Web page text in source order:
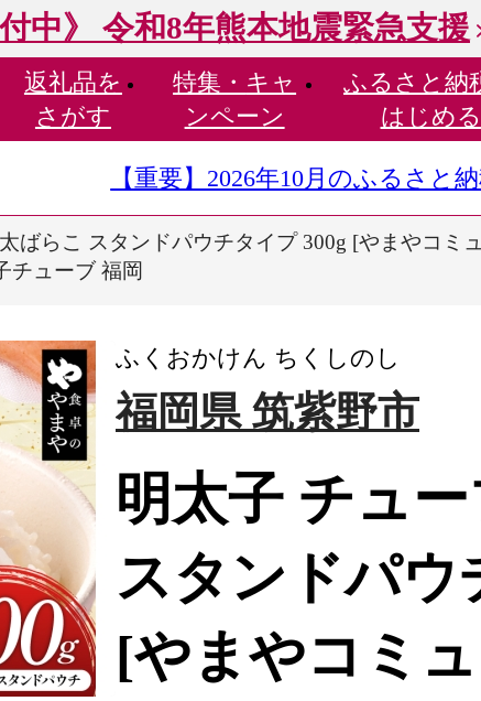
付中》 令和8年熊本地震緊急支援
返礼品を
さがす
特集・ キャ
ンペーン
ふるさと納
はじめる
【重要】2026年10月のふるさと
ばらこ スタンドパウチタイプ 300g [やまやコミ
チューブ 福岡
ふくおかけん ちくしのし
福岡県 筑紫野市
明太子 チュ
スタンドパウ
[やまやコミ